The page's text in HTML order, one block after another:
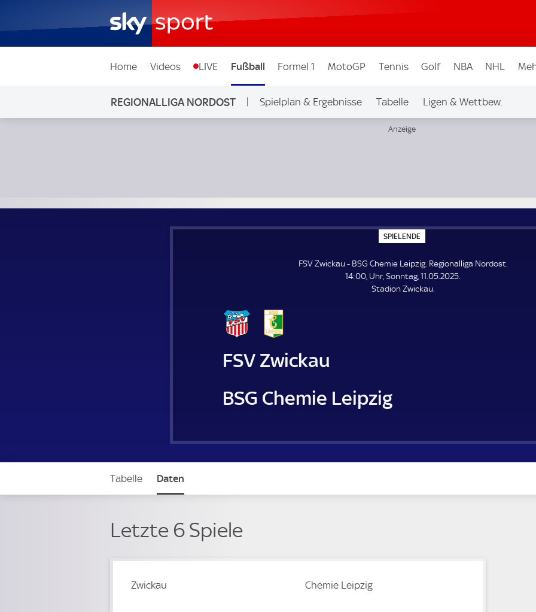
Home Videos LIVE Fußball Formel 1 MotoGP Tennis Golf NBA NHL
REGIONALLIGA NORDOST Spielplan & Ergebnisse Tabelle Ligen & Wettbew.
SPIELENDE
P
E
L
E
N
FSV Zwickau - BSG Chemie Leipzig. Regionalliga Nordost.
14:00, Uhr, Sonntag, 11.05.2025.
Stadion Zwickau.
FSV Zwickau
BSG Chemie Leipzig
Tabelle Daten
Letzte 6 Spiele
Zwickau Chemie Leipzig